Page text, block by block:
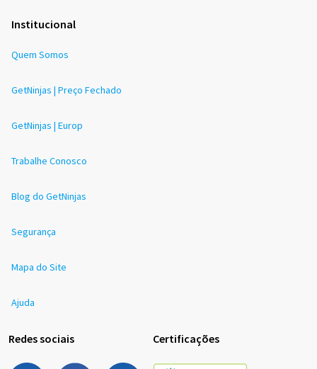
Institucional
Quem Somos
GetNinjas | Preço Fechado
GetNinjas | Europ
Trabalhe Conosco
Blog do GetNinjas
Segurança
Mapa do Site
Ajuda
Redes sociais Certificações